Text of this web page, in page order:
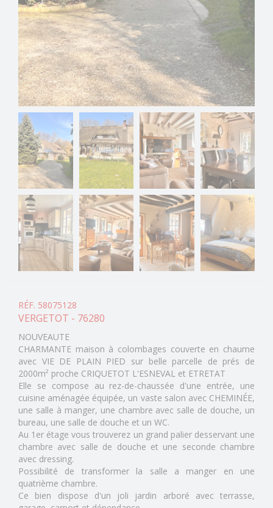
RÉF. 58075128
VERGETOT - 76280
NOUVEAUTE
CHARMANTE maison à colombages couverte en chaume
avec VIE DE PLAIN PIED sur belle parcelle de prés de
2000m² proche CRIQUETOT L'ESNEVAL et ETRETAT
Elle se compose au rez-de-chaussée d'une entrée, une
cuisine aménagée équipée, un vaste salon avec CHEMINÉE,
une salle à manger, une chambre avec salle de douche, un
bureau, une salle de douche et un WC.
Au 1er étage vous trouverez un grand palier desservant une
chambre avec salle de douche et une seconde chambre
avec dressing.
Possibilité de transformer la salle a manger en une
quatrième chambre.
Ce bien dispose d'un joli jardin arboré avec terrasse,